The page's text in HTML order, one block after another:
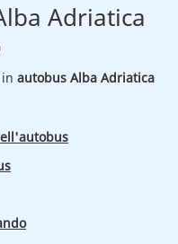
Adriatica
autobus Alba Adriatica